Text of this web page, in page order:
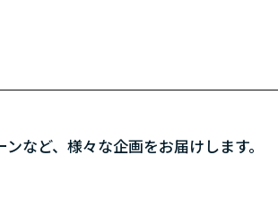
など、様々な企画をお届けします。